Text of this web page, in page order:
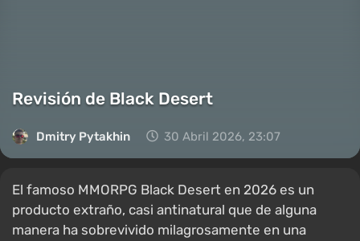
Revisión de Black Desert
Dmitry Pytakhin 30 Abril 2026, 23:07
El famoso MMORPG Black Desert en 2026 es un
producto extraño, casi antinatural que de alguna
manera ha sobrevivido milagrosamente en una